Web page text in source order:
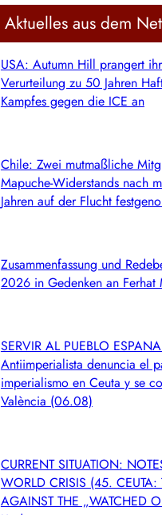
Aktuelles aus dem
USA: Autumn Hill prangert
Verurteilung zu 50 Jahren
Kampfes gegen die ICE an
Chile: Zwei mutmaßliche
Mapuche-Widerstands nach
Jahren auf der Flucht
Zusammenfassung und
2026 in Gedenken an Ferhat
SERVIR AL PUEBLO
Antiimperialista denuncia el
imperialismo en Ceuta y se
València (06.08)
CURRENT SITUATION:
WORLD CRISIS (45. CEUTA:
AGAINST THE „WATCHED